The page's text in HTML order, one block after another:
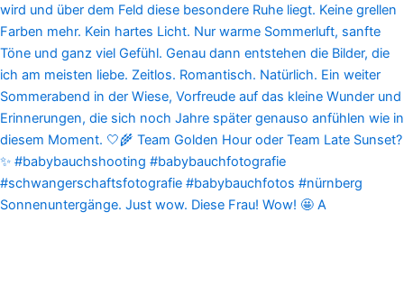
Sonnenuntergänge. Just wow. Diese Frau! Wow! 🤩 A